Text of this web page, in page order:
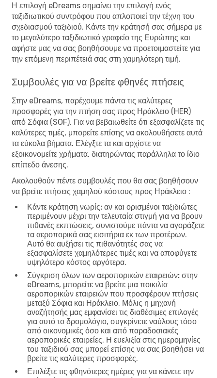
Η επιλογή eDreams σημαίνει την επιλογή ενός
ταξιδιωτικού συντρόφου που απλοποιεί την τέχνη του
σχεδιασμού ταξιδιού. Κάντε την κράτησή σας σήμερα με
το μεγαλύτερο ταξιδιωτικό γραφείο της Ευρώπης και
αφήστε μας να σας βοηθήσουμε να προετοιμαστείτε για
την επόμενη περιπέτειά σας στη χαμηλότερη τιμή.
Συμβουλές για να βρείτε φθηνές πτήσεις
Στην eDreams, παρέχουμε πάντα τις καλύτερες
προσφορές για την πτήση σας προς Ηράκλειο (HER)
από Σόφια (SOF). Για να βεβαιωθείτε ότι εξασφαλίζετε τις
καλύτερες τιμές, μπορείτε επίσης να ακολουθήσετε αυτά
τα εύκολα βήματα. Ελέγξτε τα και αρχίστε να
εξοικονομείτε χρήματα, διατηρώντας παράλληλα το ίδιο
επίπεδο άνεσης.
Ακολουθούν πέντε συμβουλές που θα σας βοηθήσουν
να βρείτε πτήσεις χαμηλού κόστους προς Ηράκλειο :
Κάντε κράτηση νωρίς: αν και ορισμένοι ταξιδιώτες
περιμένουν μέχρι την τελευταία στιγμή για να βρουν
πιθανές εκπτώσεις, συνιστούμε πάντα να αγοράζετε
τα αεροπορικά σας εισιτήρια εκ των προτέρων.
Αυτό θα αυξήσει τις πιθανότητές σας να
εξασφαλίσετε χαμηλότερες τιμές και να αποφύγετε
υψηλότερο κόστος αργότερα.
Σύγκριση όλων των αεροπορικών εταιρειών: στην
eDreams, μπορείτε να βρείτε μια ποικιλία
αεροπορικών εταιρειών που προσφέρουν πτήσεις
μεταξύ Σόφια και Ηράκλειο. Μόλις η μηχανή
αναζήτησής μας εμφανίσει τις διαθέσιμες επιλογές
για αυτό το δρομολόγιο, συγκρίνετε ναύλους τόσο
από οικονομικές όσο και από παραδοσιακές
αεροπορικές εταιρείες. Η ευελιξία στις ημερομηνίες
του ταξιδιού σας μπορεί επίσης να σας βοηθήσει να
βρείτε τις καλύτερες προσφορές.
Επιλέξτε τις φθηνότερες ημέρες για να κάνετε την